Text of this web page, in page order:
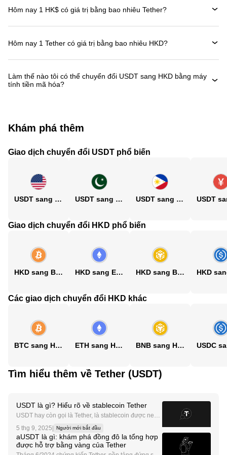
Hôm nay 1 HK$ có giá trị bằng bao nhiêu Tether?
Hôm nay 1 Tether có giá trị bằng bao nhiêu HKD?
Làm thế nào tôi có thể chuyển đổi USDT sang HKD bằng máy
tính tiền mã hóa?
Khám phá thêm
Giao dịch chuyển đổi USDT phổ biến
USDT sang USD USDT sang PKR USDT sang PHP
Giao dịch chuyển đổi HKD phổ biến
HKD sang BTC HKD sang ETH HKD sang BNB
Các giao dịch chuyển đổi HKD khác
BTC sang HKD ETH sang HKD BNB sang HKD
Tìm hiểu thêm về Tether (USDT)
USDT là gì? Hiểu rõ về stablecoin Tether
USDT hay còn gọi là Tether, là stablecoin được neo t
heo giá trị của đồng USD. Nền tảng này hoạt động tr
ên nhiều mạng blockchain, bao gồm Ethereum (ET
H) , Tron (TRX) , Algorand (ALGO) , Solana (SOL) và
5 thg 9, 2025 Người mới bắt đầu
aUSDT là gì: khám phá đồng đô la tổng hợp
được hỗ trợ bằng vàng của Tether